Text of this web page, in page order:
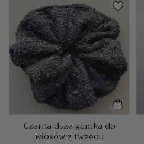
Czarna duża gumka do
włosów z tweedu